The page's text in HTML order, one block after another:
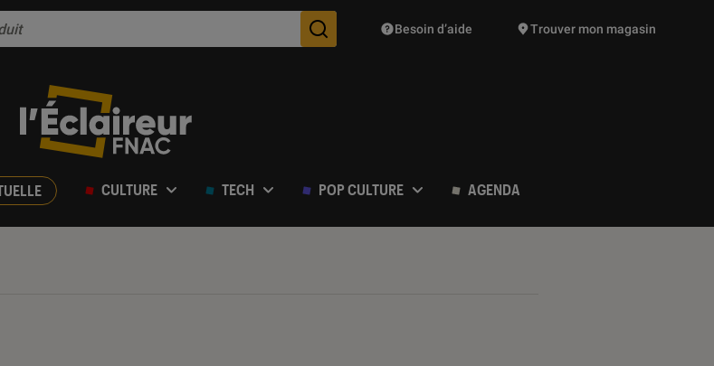
Des suggestions de produits vont vous être proposées
Besoin d’aide Trouver mon magasin
CULTURE TECH POP CULTURE AGENDA